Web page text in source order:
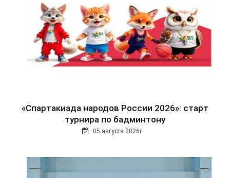
«Спартакиада народов России 2026»: старт
турнира по бадминтону
05 августа 2026г.